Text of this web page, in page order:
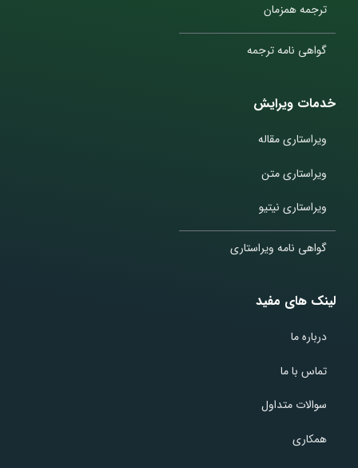
ترجمه همزمان
گواهی نامه ترجمه
خدمات ویرایش
ویراستاری مقاله
ویراستاری متن
ویراستاری نیتیو
گواهی نامه ویراستاری
لینک های مفید
درباره ما
تماس با ما
سوالات متداول
همکاری